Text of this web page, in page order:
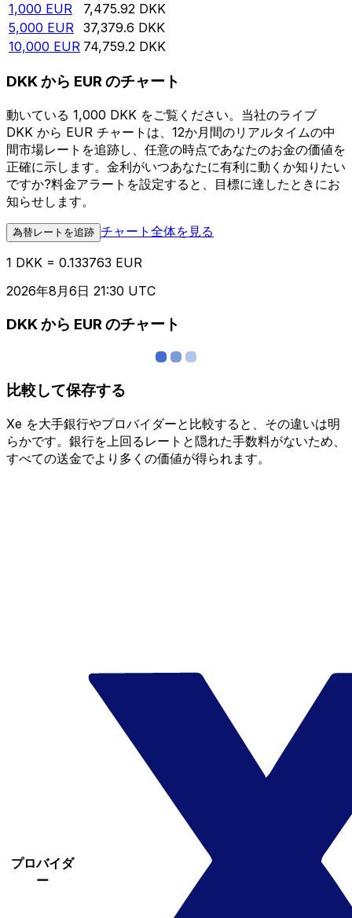
1,000 EUR 7,475.92 DKK
5,000 EUR 37,379.6 DKK
10,000 EUR 74,759.2 DKK
DKK から EUR のチャート
動いている 1,000 DKK をご覧ください。当社のライブ
DKK から EUR チャートは、12か月間のリアルタイムの中
間市場レートを追跡し、任意の時点であなたのお金の価値を
正確に示します。金利がいつあなたに有利に動くか知りたい
ですか?料金アラートを設定すると、目標に達したときにお
知らせします。
為替レートを追跡 チャート全体を見る
1 DKK = 0.133763 EUR
2026年8月6日 21:30 UTC
DKK から EUR のチャート
比較して保存する
Xe を大手銀行やプロバイダーと比較すると、その違いは明
らかです。銀行を上回るレートと隠れた手数料がないため、
すべての送金でより多くの価値が得られます。
プロバイダ
ー